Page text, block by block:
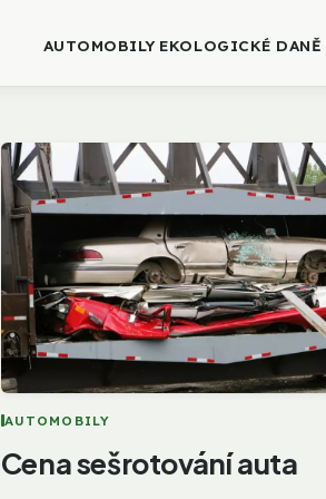
AUTOMOBILY EKOLOGICKÉ DANĚ
Cena sešrotování auta
AUTOMOBILY